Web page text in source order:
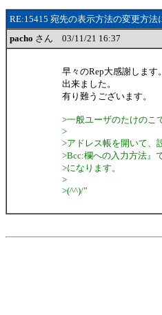
RE:15415 宛先の表示方法の変更方法
pacho さん 03/11/21 16:37
早々のRep大感謝します。
出来ました。
有り難うございます。
>一般ユーザのたけのこ
>
>アドレス帳を開いて、
>Bcc:欄への入力方法』
>になります。
>
>(^^)/”